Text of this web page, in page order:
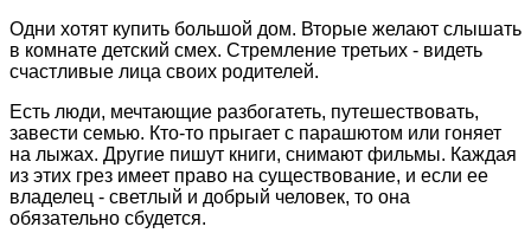
Одни хотят купить большой дом. Вторые желают слышать
в комнате детский смех. Стремление третьих - видеть
счастливые лица своих родителей.
Есть люди, мечтающие разбогатеть, путешествовать,
завести семью. Кто-то прыгает с парашютом или гоняет
на лыжах. Другие пишут книги, снимают фильмы. Каждая
из этих грез имеет право на существование, и если ее
владелец - светлый и добрый человек, то она
обязательно сбудется.